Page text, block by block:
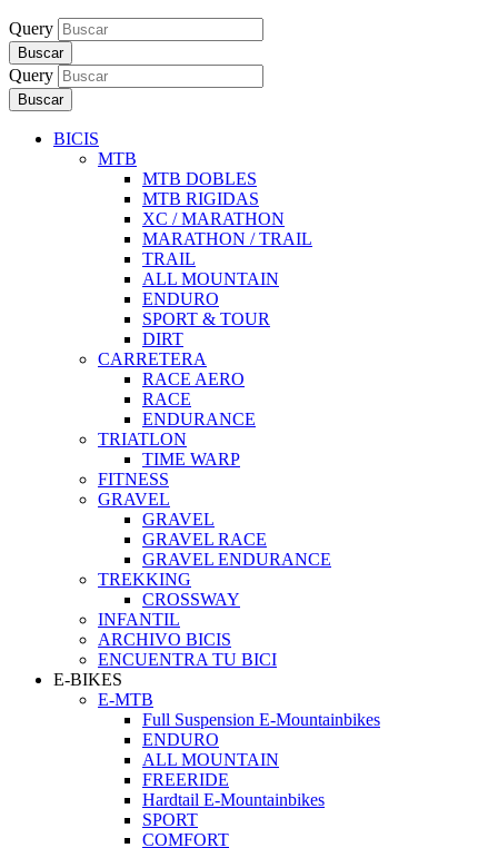
Query
Buscar
Query
Buscar
BICIS
MTB
MTB DOBLES
MTB RIGIDAS
XC / MARATHON
MARATHON / TRAIL
TRAIL
ALL MOUNTAIN
ENDURO
SPORT & TOUR
DIRT
CARRETERA
RACE AERO
RACE
ENDURANCE
TRIATLON
TIME WARP
FITNESS
GRAVEL
GRAVEL
GRAVEL RACE
GRAVEL ENDURANCE
TREKKING
CROSSWAY
INFANTIL
ARCHIVO BICIS
ENCUENTRA TU BICI
E-BIKES
E-MTB
Full Suspension E-Mountainbikes
ENDURO
ALL MOUNTAIN
FREERIDE
Hardtail E-Mountainbikes
SPORT
COMFORT